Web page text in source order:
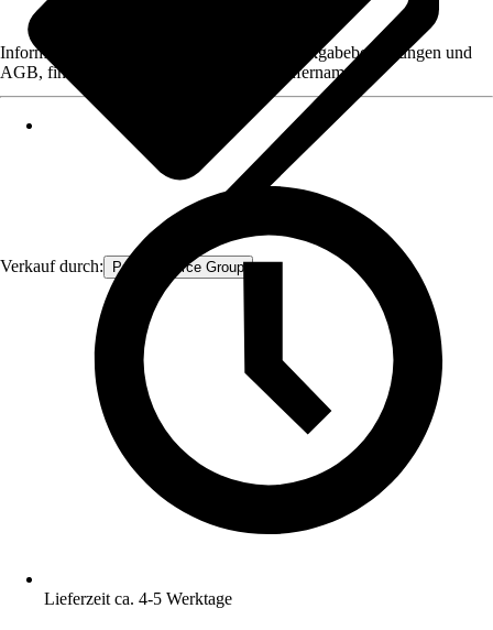
Verkauf durch: Procommerce Group
Informationen des Verkäufers, wie z. B. Rückgabebedingungen und
AGB, finden Sie bei Klick auf den Verkäufernamen.
Lieferzeit ca. 4-5 Werktage